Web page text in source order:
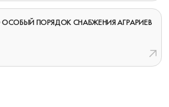
ОСОБЫЙ ПОРЯДОК СНАБЖЕНИЯ АГРАРИЕВ